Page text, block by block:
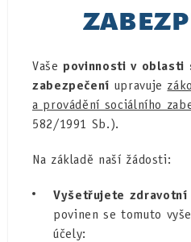
Vašepovinnosti v oblasti
zabezpečení upravuje
a provádění sociálního
582/1991 Sb.).
Na základě naší žádosti:
Vyšetřujete zdravotní
povinen se tomuto
účely: